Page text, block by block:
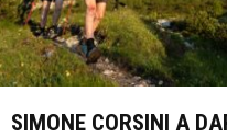
SIMONE CORSINI A